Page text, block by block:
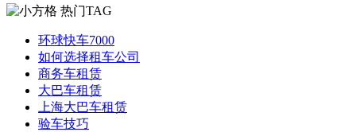
热门TAG
环球快车7000
如何选择租车公司
商务车租赁
大巴车租赁
上海大巴车租赁
验车技巧